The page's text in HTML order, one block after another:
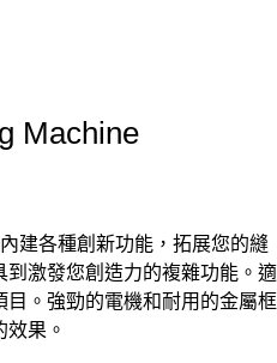
Machine
建各種創新功能，拓展您的縫
激發您創造力的複雜功能。適
。強勁的電機和耐用的金屬框
果。